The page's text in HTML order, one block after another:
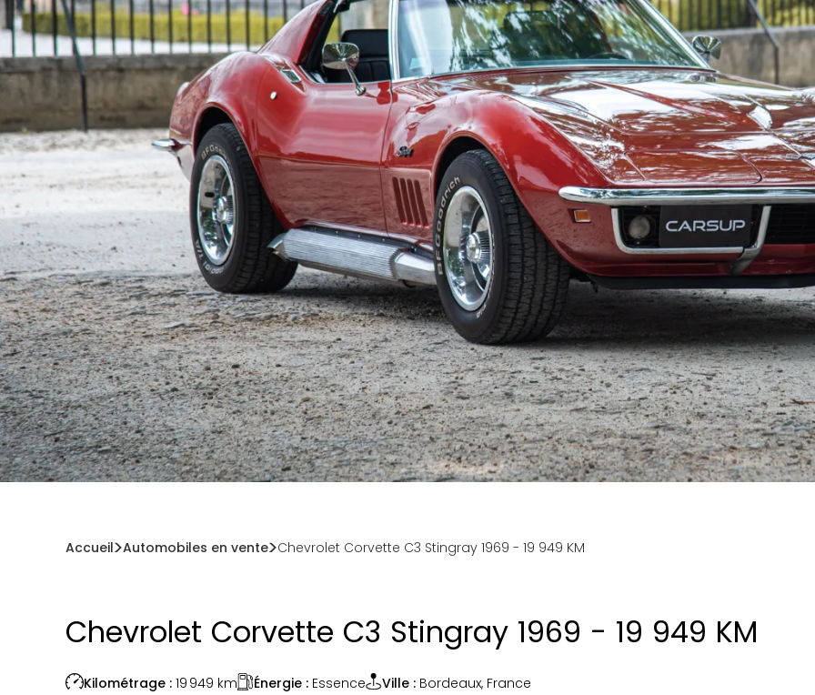
Accueil Automobiles en vente Chevrolet Corvette C3 Stingray 1969 - 19 949 KM
Chevrolet Corvette C3 Stingray 1969 - 19 949 KM
Kilométrage : 19 949 km Énergie : Essence Ville : Bordeaux, France